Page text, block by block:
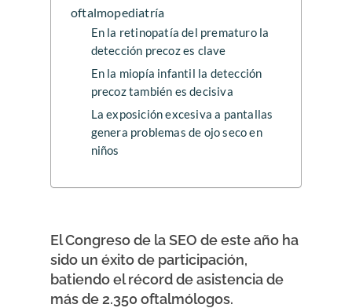
oftalmopediatría
En la retinopatía del prematuro la
detección precoz es clave
En la miopía infantil la detección
precoz también es decisiva
La exposición excesiva a pantallas
genera problemas de ojo seco en
niños
El Congreso de la SEO de este año ha
sido un éxito de participación,
batiendo el récord de asistencia de
más de 2.350 oftalmólogos.